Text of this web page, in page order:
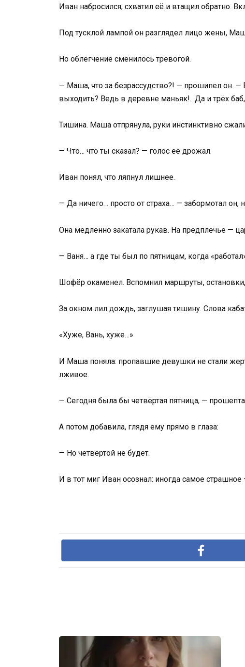
Иван набросился, схватил её и втащил обратно.
Под тусклой лампой он разглядел лицо жены,
Но облегчение сменилось тревогой.
— Маша, что за безрассудство?! — прошипел он.
выходить? Ведь в деревне маньяк!.. Да и трёх
Тишина. Маша отпрянула, руки инстинктивно
— Что… что ты сказал? — голос её дрожал.
Иван понял, что ляпнул лишнее.
— Да ничего… просто от страха… — забормотал он,
Она медленно закатала рукав. На предплечье —
— Ваня… а где ты был по пятницам, когда
Шофёр окаменел. Вспомнил маршруты,
За окном лил дождь, заглушая тишину. Слова
«Хуже, Вань, хуже…»
И Маша поняла: пропавшие девушки не стали
лживое.
— Сегодня была бы четвёртая пятница, —
А потом добавила, глядя ему прямо в глаза:
— Но четвёртой не будет.
И в тот миг Иван осознал: иногда самое